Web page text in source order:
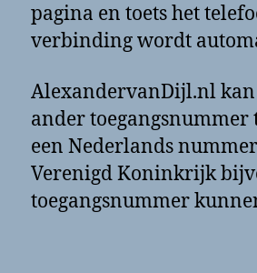
pagina en toets het
verbinding wordt
AlexandervanDijl.nl
ander
een Nederlands
Verenigd Koninkrijk
toegangsnummer